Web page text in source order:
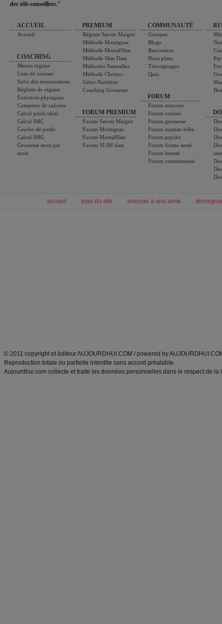
des télé-conseillers."
ACCUEIL
Accueil
COACHING
Menus régime
Liste de courses
Suivi des mensurations
Réglette de régime
Exercices physiques
Compteur de calories
Calcul poids idéal
Calcul IMC
Courbe de poids
Calcul IMG
Grossesse mois par
mois
PREMIUM
Régime Savoir Maigrir
Méthode Montignac
Méthode MentalSlim
Méthode Slim Data
Méthodes Naturelles
Méthode Chrono-
Géno-Nutrition
Coaching Grossesse
FORUM PREMIUM
Forum Savoir Maigrir
Forum Montignac
Forum MentalSlim
Forum SLIM data
COMMUNAUTÉ
Groupes
Blogs
Rencontres
Bons plans
Témoignages
Quiz
FORUM
Forum minceur
Forum cuisine
Forum grossesse
Forum maman bébé
Forum psycho
Forum forme santé
Forum beauté
Forum communauté
accueil plan du site envoyer à une amie
© 2011 copyright et éditeur AUJOURDHUI.COM / powered by
Reproduction totale ou partielle interdite sans accord préalable.
Aujourdhui.com collecte et traite les données personnelles dans le respect de